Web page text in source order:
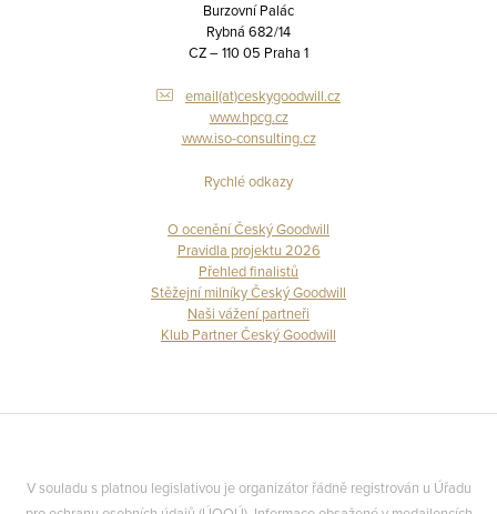
Burzovní Palác
Rybná 682/14
CZ – 110 05 Praha 1
email(at)ceskygoodwill.cz
www.hpcg.cz
www.iso-consulting.cz
Rychlé odkazy
O ocenění Český Goodwill
Pravidla projektu 2026
Přehled finalistů
Stěžejní milníky Český Goodwill
Naši vážení partneři
Klub Partner Český Goodwill
V souladu s platnou legislativou je organizátor řádně registrován u Úřadu